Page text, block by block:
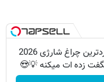
پرکاربردترین چراغ شارژی 2026
زده ات میکنه 💡😍